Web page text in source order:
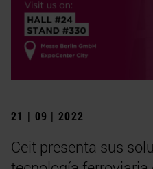
21 | 09 | 2022
Ceit presenta sus